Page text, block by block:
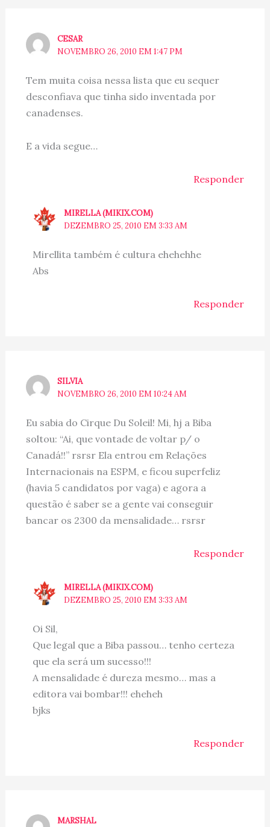
CESAR
NOVEMBRO 26, 2010 EM 1:47 PM
Tem muita coisa nessa lista que eu sequer
desconfiava que tinha sido inventada por
canadenses.
E a vida segue…
Responder
MIRELLA (MIKIX.COM)
DEZEMBRO 25, 2010 EM 3:33 AM
Mirellita também é cultura ehehehhe
Abs
Responder
SILVIA
NOVEMBRO 26, 2010 EM 10:24 AM
Eu sabia do Cirque Du Soleil! Mi, hj a Biba
soltou: “Ai, que vontade de voltar p/ o
Canadá!!” rsrsr Ela entrou em Relações
Internacionais na ESPM, e ficou superfeliz
(havia 5 candidatos por vaga) e agora a
questão é saber se a gente vai conseguir
bancar os 2300 da mensalidade… rsrsr
Responder
MIRELLA (MIKIX.COM)
DEZEMBRO 25, 2010 EM 3:33 AM
Oi Sil,
Que legal que a Biba passou… tenho certeza
que ela será um sucesso!!!
A mensalidade é dureza mesmo… mas a
editora vai bombar!!! eheheh
bjks
Responder
MARSHAL